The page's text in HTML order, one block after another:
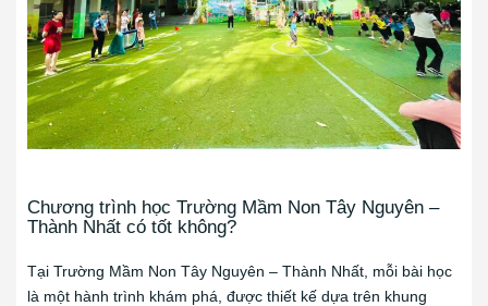
Chương trình học Trường Mầm Non Tây Nguyên –
Thành Nhất có tốt không?
Tại Trường Mầm Non Tây Nguyên – Thành Nhất, mỗi bài học
là một hành trình khám phá, được thiết kế dựa trên khung